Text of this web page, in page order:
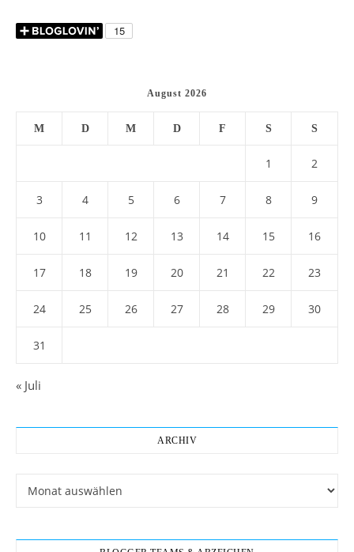
August 2026
M D M D F S S
1 2
3 4 5 6 7 8 9
10 11 12 13 14 15 16
17 18 19 20 21 22 23
24 25 26 27 28 29 30
31
« Juli
ARCHIV